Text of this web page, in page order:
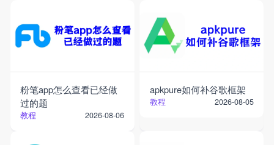
粉笔app怎么查看已经做
过的题
教程 2026-08-06
apkpure如何补谷歌框架
教程 2026-08-05